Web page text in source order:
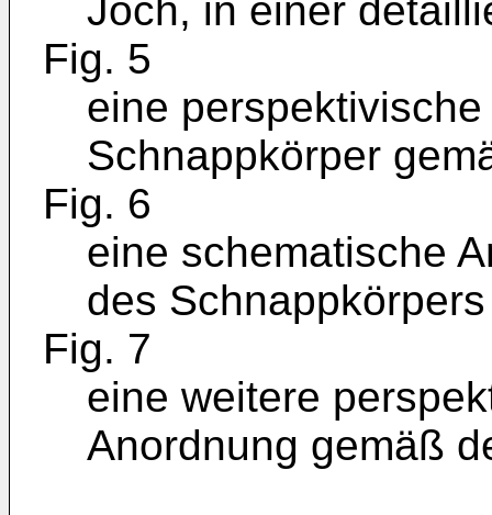
Joch, in einer
Fig. 5
eine
Schnappkörper
Fig. 6
eine schematische
des
Fig. 7
eine weitere
Anordnung gemäß